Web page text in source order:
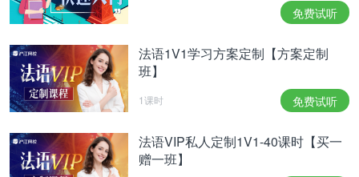
免费试听
法语1V1学习方案定制【方案定制
班】
1课时 免费试听
法语VIP私人定制1V1-40课时【买一
赠一班】